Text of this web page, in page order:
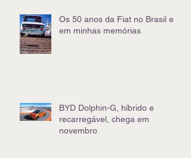
Os 50 anos da Fiat no Brasil e
em minhas memórias
BYD Dolphin-G, híbrido e
recarregável, chega em
novembro